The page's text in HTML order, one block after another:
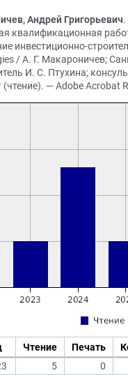
Андрей Григорьевич
квалификационная
инвестиционно-
/ А. Г. Макароничев;
И. С. Птухина;
(чтение). — Adobe Acrobat
Чтение Печать
5 0